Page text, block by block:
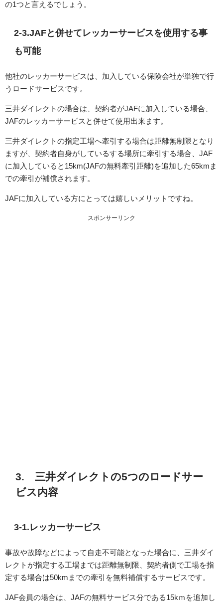
の1つと言えるでしょう。
2-3.JAFと併せてレッカーサービスを使用する事
も可能
他社のレッカーサービスは、加入している保険会社が単独で行
うロードサービスです。
三井ダイレクトの場合は、契約者がJAFに加入している場合、
JAFのレッカーサービスと併せて使用出来ます。
三井ダイレクトの指定工場へ牽引する場合は距離無制限となり
ますが、契約者自身がしているする場所に牽引する場合、JAF
に加入していると15km(JAFの無料牽引距離)を追加した65kmま
での牽引が補償されます。
JAFに加入している方にとっては嬉しいメリットですね。
スポンサーリンク
3. 三井ダイレクトの5つのロードサー
ビス内容
3-1.レッカーサービス
事故や故障などによって自走不可能となった場合に、三井ダイ
レクトが指定する工場までは距離無制限、契約者側で工場を指
定する場合は50kmまでの牽引を無料補償するサービスです。
JAF会員の場合は、JAFの無料サービス分である15kｍを追加し